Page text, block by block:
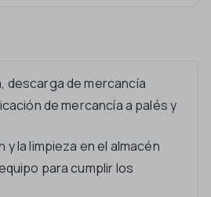
descarga de mercancía
de mercancía a palés y
y la limpieza en el almacén
para cumplir los